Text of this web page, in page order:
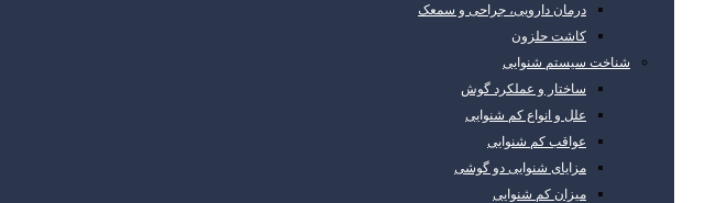
درمان دارویی، جراحی و سمعک
کاشت حلزون
شناخت سیستم شنوایی
ساختار و عملکرد گوش
علل و انواع کم شنوایی
عواقب کم شنوایی
مزایای شنوایی دو گوشی
میزان کم شنوایی